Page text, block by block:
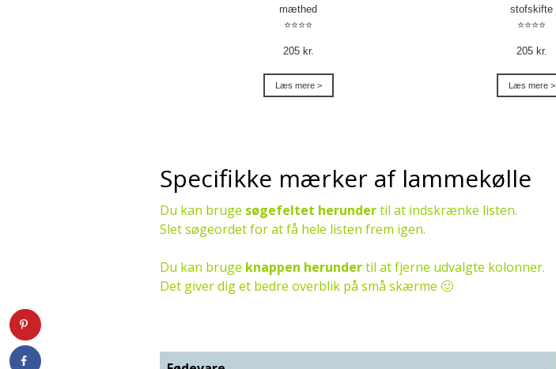
mæthed
⭐⭐⭐⭐
205 kr.
Læs mere >
stofskifte
⭐⭐⭐⭐
205 kr.
Læs mere >
Specifikke mærker af lammekølle
Du kan bruge søgefeltet herundertil at indskrænke listen.
Slet søgeordet for at få hele listen frem igen.
Du kan bruge knappen herundertil at fjerne udvalgte kolonner.
Det giver dig et bedre overblik på små skærme 🙂